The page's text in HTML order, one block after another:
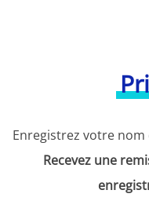
Enregistrez votre
Recevez une